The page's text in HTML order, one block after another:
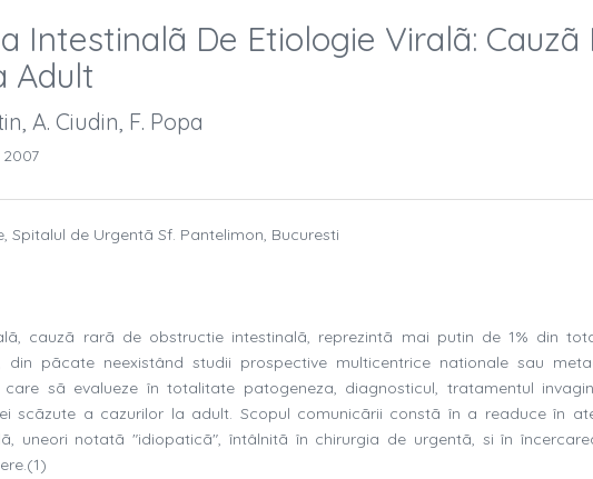
Intestinalã De Etiologie Viralã: Cauzã
Adult
A. Ciudin, F. Popa
2007
Spitalul de Urgentã Sf. Pantelimon, Bucuresti
cauzã rarã de obstructie intestinalã, reprezintã mai putin de 1% din
din pãcate neexistând studii prospective multicentrice nationale sau
sã evalueze în totalitate patogeneza, diagnosticul, tratamentul
scãzute a cazurilor la adult. Scopul comunicãrii constã în a readuce în
uneori notatã "idiopaticã", întâlnitã în chirurgia de urgentã, si în